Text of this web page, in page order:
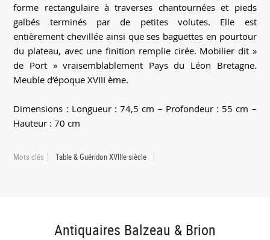
forme rectangulaire à traverses chantournées et pieds
galbés terminés par de petites volutes. Elle est
entièrement chevillée ainsi que ses baguettes en pourtour
du plateau, avec une finition remplie cirée. Mobilier dit »
de Port » vraisemblablement Pays du Léon Bretagne.
Meuble d’époque XVIII ème.
Dimensions : Longueur : 74,5 cm – Profondeur : 55 cm –
Hauteur : 70 cm
Mots clés Table & Guéridon XVIIIe siècle
Antiquaires Balzeau & Brion